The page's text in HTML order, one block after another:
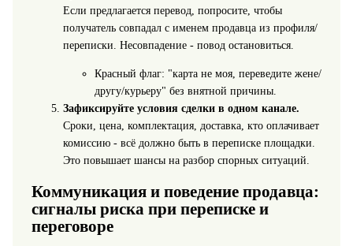
Если предлагается перевод, попросите, чтобы
получатель совпадал с именем продавца из профиля/
переписки. Несовпадение - повод остановиться.
Красный флаг: "карта не моя, переведите жене/
другу/курьеру" без внятной причины.
Зафиксируйте условия сделки в одном канале.
Сроки, цена, комплектация, доставка, кто оплачивает
комиссию - всё должно быть в переписке площадки.
Это повышает шансы на разбор спорных ситуаций.
Коммуникация и поведение продавца:
сигналы риска при переписке и
переговоре